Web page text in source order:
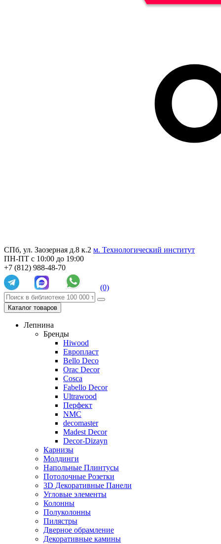
СПб, ул. Заозерная д.8 к.2 м. Технологический институт
ПН-ПТ с 10:00 до 19:00
+7 (812) 988-48-70
(0)
Каталог товаров
Лепнина
Бренды
Hiwood
Европласт
Bello Deco
Orac Decor
Cosca
Fabello Decor
Ultrawood
Перфект
NMC
decomaster
Madest Decor
Decor-Dizayn
Карнизы
Молдинги
Напольные Плинтусы
Потолочные Розетки
3D Декоративные Панели
Угловые элементы
Колонны
Полуколонны
Пилястры
Дверное обрамление
Декоративные камины